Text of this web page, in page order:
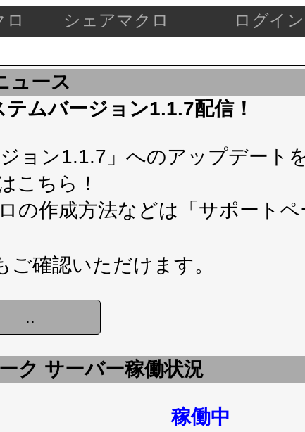
ロ シェアマクロ ログイン
ュース
ムバージョン1.1.7配信！
ョン1.1.7」へのアップデート
こちら！
の作成方法などは 「サポートペ
ご確認いただけます。
ク サーバー稼働状況
稼働中